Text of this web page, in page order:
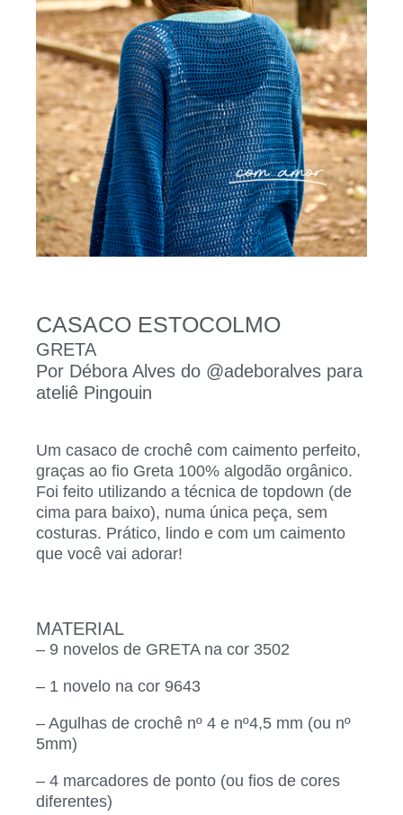
CASACO ESTOCOLMO
GRETA
Por Débora Alves do @adeboralves para
ateliê Pingouin
Um casaco de crochê com caimento perfeito,
graças ao fio Greta 100% algodão orgânico.
Foi feito utilizando a técnica de topdown (de
cima para baixo), numa única peça, sem
costuras. Prático, lindo e com um caimento
que você vai adorar!
MATERIAL
– 9 novelos de GRETA na cor 3502
– 1 novelo na cor 9643
– Agulhas de crochê nº 4 e nº4,5 mm (ou nº
5mm)
– 4 marcadores de ponto (ou fios de cores
diferentes)